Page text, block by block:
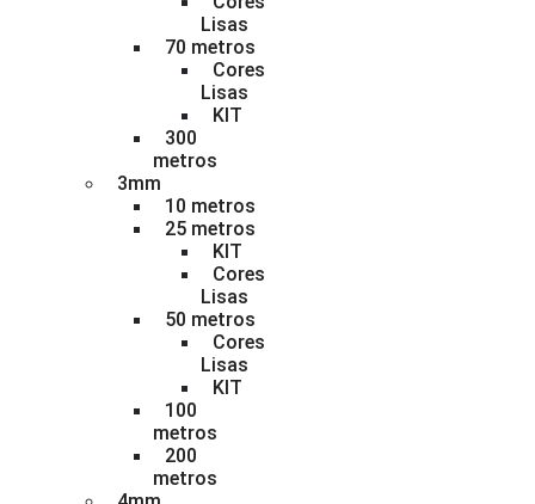
Lisas
70 metros
Cores
Lisas
KIT
300
metros
3mm
10 metros
25 metros
KIT
Cores
Lisas
50 metros
Cores
Lisas
KIT
100
metros
200
metros